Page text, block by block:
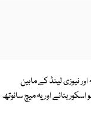
نیوزی لینڈ کے مابین
بنائے اور یہ میچ سائوتھ